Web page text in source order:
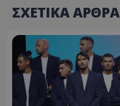
ΣΧΕΤΙΚΑ ΑΡΘΡΑ